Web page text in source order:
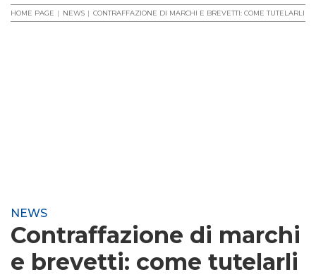
HOME PAGE NEWS CONTRAFFAZIONE DI MARCHI E BREVETTI: COME TUTELARLI
NEWS
Contraffazione di marchi
e brevetti: come tutelarli